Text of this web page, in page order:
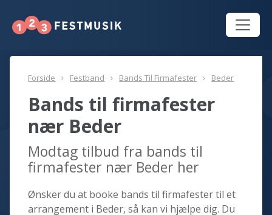
Forside Festband Bands Til Firmafester Beder
Bands til firmafester
nær Beder
Modtag tilbud fra bands til
firmafester nær Beder her
Ønsker du at booke bands til firmafester til et
arrangement i Beder, så kan vi hjælpe dig. Du